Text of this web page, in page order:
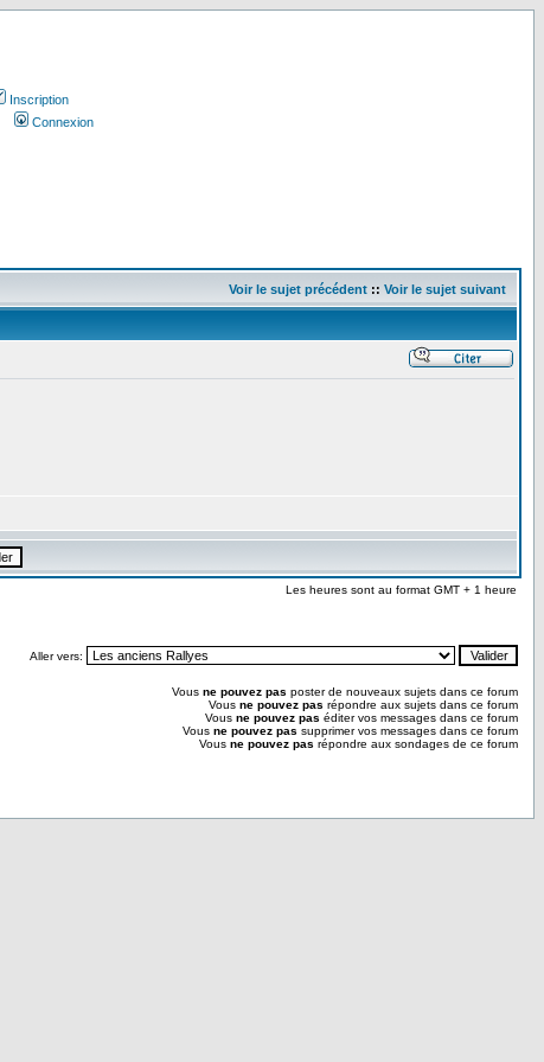
Inscription
Connexion
Voir le sujet précédent :: Voir le sujet suivant
Les heures sont au format GMT + 1 heure
Aller vers:
Vous ne pouvez pas poster de nouveaux sujets dans ce forum
Vous ne pouvez pas répondre aux sujets dans ce forum
Vous ne pouvez pas éditer vos messages dans ce forum
Vous ne pouvez pas supprimer vos messages dans ce forum
Vous ne pouvez pas répondre aux sondages de ce forum